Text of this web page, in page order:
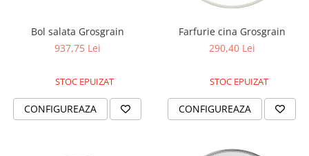
Bol salata Grosgrain
937,75 Lei
STOC EPUIZAT
CONFIGUREAZA
Farfurie cina Grosgrain
290,40 Lei
STOC EPUIZAT
CONFIGUREAZA